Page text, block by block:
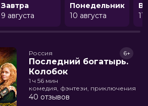
Завтра
9 августа
Понедельник
10 августа
11
Россия
Последний богатырь.
Колобок
6+
1 ч 56 мин
комедия, фэнтези, приключения
40 отзывов